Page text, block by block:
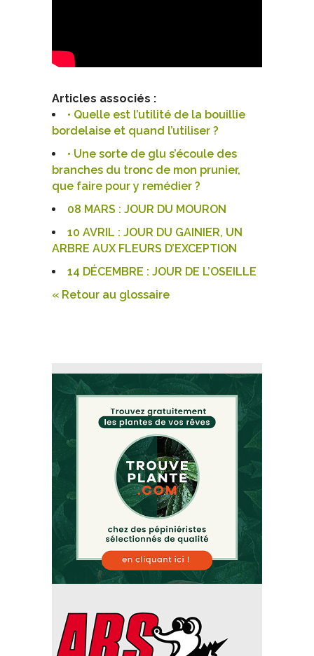
Articles associés :
• Quelle est l’utilité de la bouillie
bordelaise et quand l’utiliser ?
• Une sorte de glu s’écoule des
branches du tronc de mon prunier,
que faire pour y remédier ?
08 MARS : JOUR DU MOURON
10 AVRIL : JOUR DU GAINIER, UN
ARBRE AUX FLEURS D’EXCEPTION
14 DÉCEMBRE : JOUR DE L’OSEILLE
« Retour au glossaire